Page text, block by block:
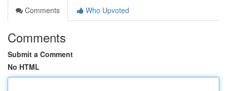
Comments
Who Upvoted
Comments
Submit a Comment
No HTML